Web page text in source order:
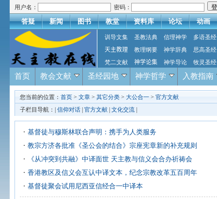
用户名： 密码：
答疑 新闻 图书 教堂 资料库 论坛 动画
训导文集 圣教法典 信理神学
多语圣经
天主教理
教理纲要 神学辞典
思高圣经
梵二文献
神学论集 神学导论 牧灵圣经
首页 教会文献 圣经园地 神学哲学 入教指南
您当前的位置： 首页 > 文章 > 其它分类 > 大公合一 > 官方文献
子栏目导航：| 信仰对话 官方文献 文化交流
基督徒与穆斯林联合声明：携手为人类服务
教宗方济各批准《圣公会的结合》宗座宪章新的补充规则
《从冲突到共融》中译面世 天主教与信义会合办祈祷会
香港教区及信义会互认中译文本，纪念宗教改革五百周年
基督徒聚会试用尼西亚信经合一中译本